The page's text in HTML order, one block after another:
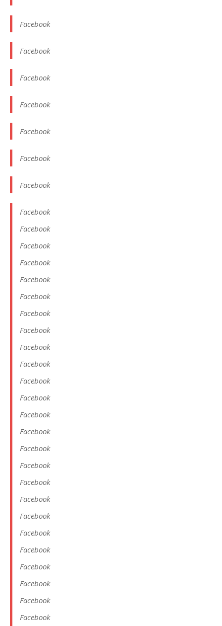
Facebook
Facebook
Facebook
Facebook
Facebook
Facebook
Facebook
Facebook
Facebook
Facebook
Facebook
Facebook
Facebook
Facebook
Facebook
Facebook
Facebook
Facebook
Facebook
Facebook
Facebook
Facebook
Facebook
Facebook
Facebook
Facebook
Facebook
Facebook
Facebook
Facebook
Facebook
Facebook